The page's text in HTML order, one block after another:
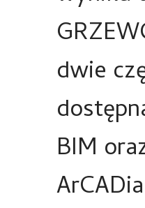
dwie
BIM